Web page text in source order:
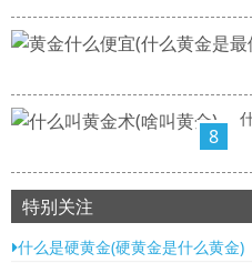
8
特别关注
什么是硬黄金(硬黄金是什么黄金)